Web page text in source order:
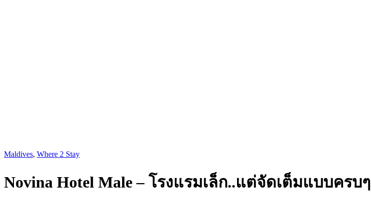
Maldives, Where 2 Stay
Novina Hotel Male – โรงแรมเล็ก..แต่จัดเต็มแบบครบๆ